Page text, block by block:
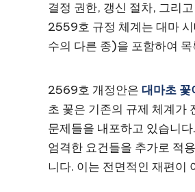
결정 권한, 갱신 절차, 그리
2559호 규정 체계는 대마
수의 다른 종)을 포함하여
2569호 개정안은 대마초
초 꽃은 기존의 규제 체계가
문제들을 내포하고 있습니
엄격한 요건들을 추가로 적
니다. 이는 전면적인 재편이